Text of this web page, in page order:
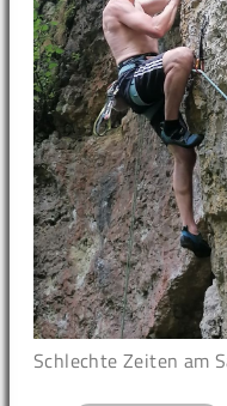
Schlechte Zeiten am